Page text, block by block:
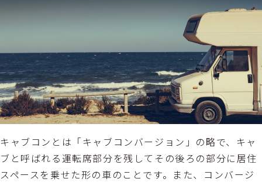
キャブコンとは「キャブコンバージョン」の略で、キャ
ブと呼ばれる運転席部分を残してその後ろの部分に居住
スペースを乗せた形の車のことです。また、コンバージ